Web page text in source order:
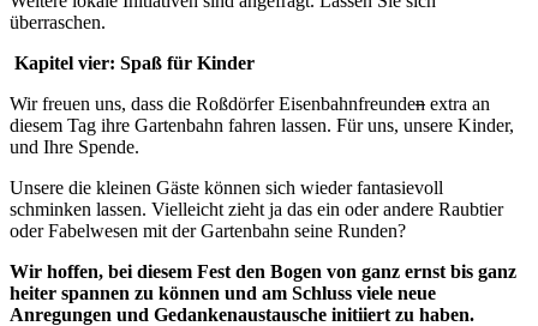
überraschen.
Kapitel vier: Spaß für Kinder
Wir freuen uns, dass die Roßdörfer Eisenbahnfreunden extra an
diesem Tag ihre Gartenbahn fahren lassen. Für uns, unsere Kinder,
und Ihre Spende.
Unsere die kleinen Gäste können sich wieder fantasievoll
schminken lassen. Vielleicht zieht ja das ein oder andere Raubtier
oder Fabelwesen mit der Gartenbahn seine Runden?
Wir hoffen, bei diesem Fest den Bogen von ganz ernst bis ganz
heiter spannen zu können und am Schluss viele neue
Anregungen und Gedankenaustausche initiiert zu haben.